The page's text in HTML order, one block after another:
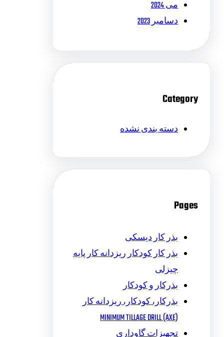
می 2024
دسامبر 2023
Category
دسته بندی نشده
Pages
بذر کار دیسکی
بذر کار کودکار ریزدانه کار پایه
چیزلی
بذرکار و کودکار
بذرکار، کودکار، ریزدانه کار
MINIMUM TILLAGE DRILL (AXE)
تجهیزات گاوداری